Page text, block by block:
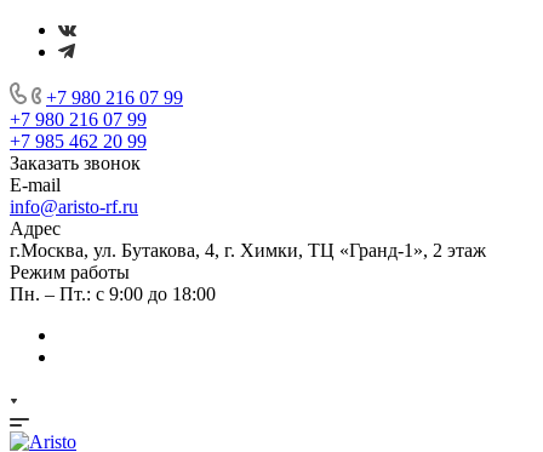
+7 980 216 07 99
+7 980 216 07 99
+7 985 462 20 99
Заказать звонок
E-mail
info@aristo-rf.ru
Адрес
г.Москва, ул. Бутакова, 4, г. Химки, ТЦ «Гранд-1», 2 этаж
Режим работы
Пн. – Пт.: с 9:00 до 18:00